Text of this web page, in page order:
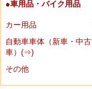
●車用品・バイク用品
カー用品
自動車車体（新車・中古
車）(⇒)
その他